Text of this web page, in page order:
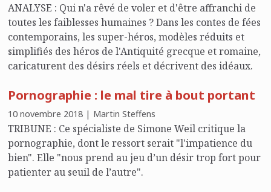
ANALYSE : Qui n'a rêvé de voler et d'être affranchi de
toutes les faiblesses humaines ? Dans les contes de fées
contemporains, les super-héros, modèles réduits et
simplifiés des héros de l'Antiquité grecque et romaine,
caricaturent des désirs réels et décrivent des idéaux.
Pornographie : le mal tire à bout portant
10 novembre 2018 | Martin Steffens
TRIBUNE : Ce spécialiste de Simone Weil critique la
pornographie, dont le ressort serait "l'impatience du
bien". Elle "nous prend au jeu d’un désir trop fort pour
patienter au seuil de l’autre".